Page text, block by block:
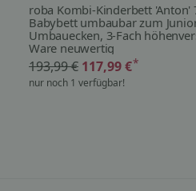
roba Kombi-Kinderbett 'Anton'
Babybett umbaubar zum
Umbauecken, 3-Fach
Ware neuwertig
193,99 € 117,99 €*
nur noch 1 verfügbar!